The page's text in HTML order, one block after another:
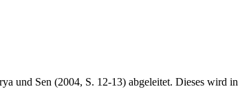
und Sen (2004, S. 12-13) abgeleitet. Dieses wird in